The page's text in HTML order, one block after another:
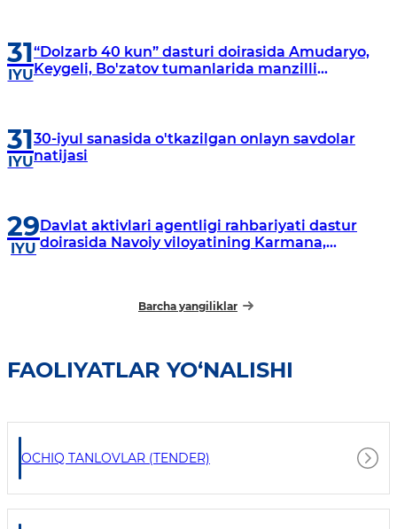
31
IYU
“Dolzarb 40 kun” dasturi doirasida Amudaryo,
Keygeli, Bo'zatov tumanlarida manzilli
31
IYU
30-iyul sanasida o'tkazilgan onlayn savdolar
natijasi
29
IYU
Davlat aktivlari agentligi rahbariyati dastur
doirasida Navoiy viloyatining Karmana,
Barcha yangiliklar
FAOLIYATLAR YO‘NALISHI
OCHIQ TANLOVLAR (TENDER)